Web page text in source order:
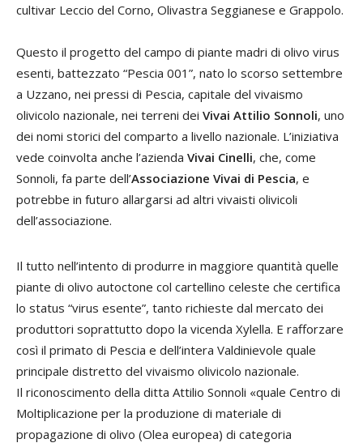
cultivar Leccio del Corno, Olivastra Seggianese e Grappolo.
Questo il progetto del campo di piante madri di olivo virus
esenti, battezzato “Pescia 001”, nato lo scorso settembre
a Uzzano, nei pressi di Pescia, capitale del vivaismo
olivicolo nazionale, nei terreni dei Vivai Attilio Sonnoli, uno
dei nomi storici del comparto a livello nazionale. L’iniziativa
vede coinvolta anche l’azienda Vivai Cinelli, che, come
Sonnoli, fa parte dell’Associazione Vivai di Pescia, e
potrebbe in futuro allargarsi ad altri vivaisti olivicoli
dell’associazione.
Il tutto nell’intento di produrre in maggiore quantità quelle
piante di olivo autoctone col cartellino celeste che certifica
lo status “virus esente”, tanto richieste dal mercato dei
produttori soprattutto dopo la vicenda Xylella. E rafforzare
così il primato di Pescia e dell’intera Valdinievole quale
principale distretto del vivaismo olivicolo nazionale.
Il riconoscimento della ditta Attilio Sonnoli «quale Centro di
Moltiplicazione per la produzione di materiale di
propagazione di olivo (Olea europea) di categoria